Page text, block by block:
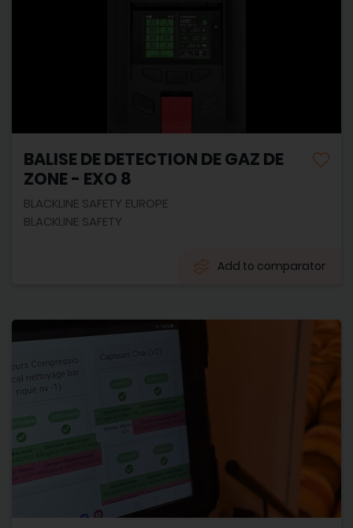
BALISE DE DETECTION DE GAZ DE
ZONE - EXO 8
BLACKLINE SAFETY EUROPE
BLACKLINE SAFETY
Add to comparator